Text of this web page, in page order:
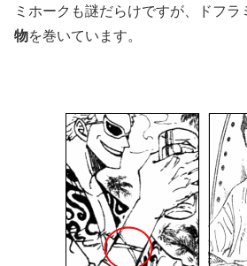
ミホークも謎だらけですが、ドフラ
物を巻いています。